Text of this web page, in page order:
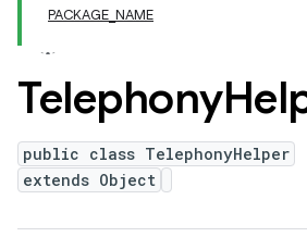
PACKAGE_NAME
Telephony
public class TelephonyHelper
extends Object